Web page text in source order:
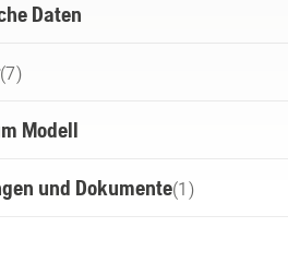
Daten
(7)
Modell
und Dokumente(1 )